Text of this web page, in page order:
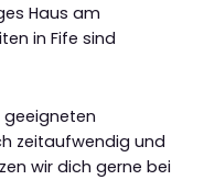
Haus am
in Fife sind
geeigneten
zeitaufwendig und
wir dich gerne bei